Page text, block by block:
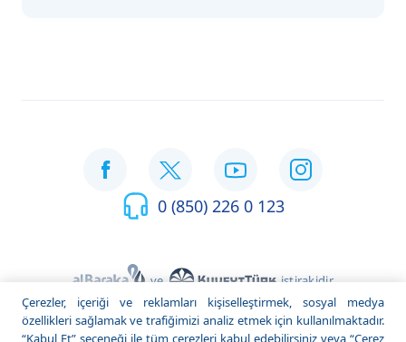
Çerezler, içeriği ve reklamları kişiselleştirmek, sosyal medya
özellikleri sağlamak ve trafiğimizi analiz etmek için kullanılmaktadır.
“Kabul Et” seçeneği ile tüm çerezleri kabul edebilirsiniz veya “Çerez
0 (850) 226 0 123
ve iştirakidir
© 2022 Katılım Emeklilik. Tüm Hakları Saklıdır.